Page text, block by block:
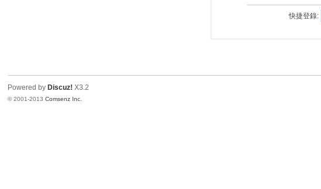
快捷登錄:
Powered by Discuz! X3.2
© 2001-2013Comsenz Inc.